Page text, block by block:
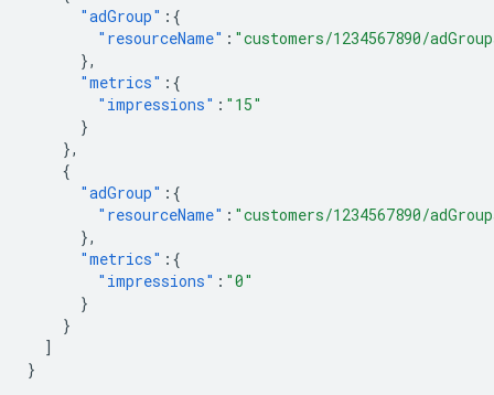
"adGroup" :{
"resourceName" : "customers/1234567890/
},
"metrics" :{
"impressions" : "15"
}
},
{
"adGroup" :{
"resourceName" : "customers/1234567890/
},
"metrics" :{
"impressions" : "0"
}
}
]
}